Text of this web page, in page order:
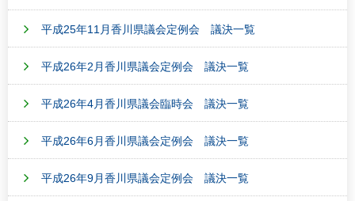
平成25年11月香川県議会定例会 議決一覧
平成26年2月香川県議会定例会 議決一覧
平成26年4月香川県議会臨時会 議決一覧
平成26年6月香川県議会定例会 議決一覧
平成26年9月香川県議会定例会 議決一覧